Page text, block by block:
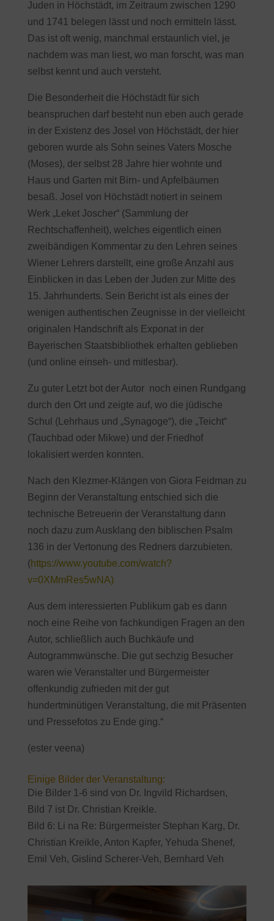
Juden in Höchstädt, im Zeitraum zwischen 1290
und 1741 belegen lässt und noch ermitteln lässt.
Das ist oft wenig, manchmal erstaunlich viel, je
nachdem was man liest, wo man forscht, was man
selbst kennt und auch versteht.
Die Besonderheit die Höchstädt für sich
beanspruchen darf besteht nun eben auch gerade
in der Existenz des Josel von Höchstädt, der hier
geboren wurde als Sohn seines Vaters Mosche
(Moses), der selbst 28 Jahre hier wohnte und
Haus und Garten mit Birn- und Apfelbäumen
besaß. Josel von Höchstädt notiert in seinem
Werk „Leket Joscher“ (Sammlung der
Rechtschaffenheit), welches eigentlich einen
zweibändigen Kommentar zu den Lehren seines
Wiener Lehrers darstellt, eine große Anzahl aus
Einblicken in das Leben der Juden zur Mitte des
15. Jahrhunderts. Sein Bericht ist als eines der
wenigen authentischen Zeugnisse in der vielleicht
originalen Handschrift als Exponat in der
Bayerischen Staatsbibliothek erhalten geblieben
(und online einseh- und mitlesbar).
Zu guter Letzt bot der Autor noch einen Rundgang
durch den Ort und zeigte auf, wo die jüdische
Schul (Lehrhaus und „Synagoge“), die „Teicht“
(Tauchbad oder Mikwe) und der Friedhof
lokalisiert werden konnten.
Nach den Klezmer-Klängen von Giora Feidman zu
Beginn der Veranstaltung entschied sich die
technische Betreuerin der Veranstaltung dann
noch dazu zum Ausklang den biblischen Psalm
136 in der Vertonung des Redners darzubieten.
(https://www.youtube.com/watch?
v=0XMmRes5wNA)
Aus dem interessierten Publikum gab es dann
noch eine Reihe von fachkundigen Fragen an den
Autor, schließlich auch Buchkäufe und
Autogrammwünsche. Die gut sechzig Besucher
waren wie Veranstalter und Bürgermeister
offenkundig zufrieden mit der gut
hundertminütigen Veranstaltung, die mit Präsenten
und Pressefotos zu Ende ging.“
(ester veena)
Einige Bilder der Veranstaltung:
Die Bilder 1-6 sind von Dr. Ingvild Richardsen,
Bild 7 ist Dr. Christian Kreikle.
Bild 6: Li na Re: Bürgermeister Stephan Karg, Dr.
Christian Kreikle, Anton Kapfer, Yehuda Shenef,
Emil Veh, Gislind Scherer-Veh, Bernhard Veh